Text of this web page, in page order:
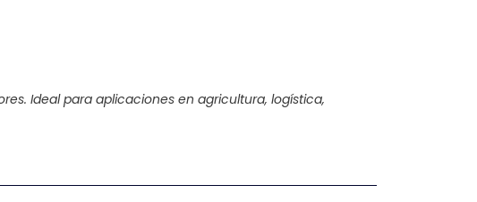
Ideal para aplicaciones en agricultura, logística,